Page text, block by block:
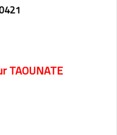
TAOUNATE